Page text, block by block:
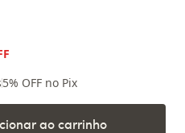
5% OFF no Pix
ao carrinho